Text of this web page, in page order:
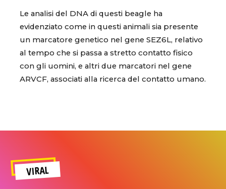
Le analisi del DNA di questi beagle ha
evidenziato come in questi animali sia presente
un marcatore genetico nel gene SEZ6L, relativo
al tempo che si passa a stretto contatto fisico
con gli uomini, e altri due marcatori nel gene
ARVCF, associati alla ricerca del contatto umano.
VIRAL